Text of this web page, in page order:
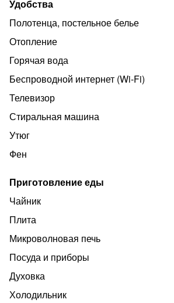
Удобства
Полотенца, постельное белье
Отопление
Горячая вода
Беспроводной интернет (Wi‑Fi)
Телевизор
Стиральная машина
Утюг
Фен
Приготовление еды
Чайник
Плита
Микроволновая печь
Посуда и приборы
Духовка
Холодильник